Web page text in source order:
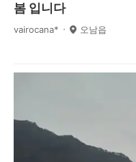
봄 입니다
vairocana* 오남읍